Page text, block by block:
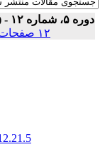
شماره ۱۲ - ( بهار ۱۳۸۸ )
۱۲ صفحات ۱۲۲-۹۹